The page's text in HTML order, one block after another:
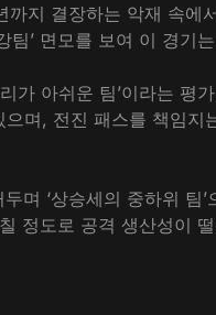
지 결장하는 악재 속에
’ 면모를 보여 이 경
가 아쉬운 팀’이라는
며, 전진 패스를 책임
며 ‘상승세의 중하위
정도로 공격 생산성이